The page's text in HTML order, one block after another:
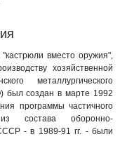
вместо оружия",
хозяйственной
металлургического
был создан в марте 1992
программы частичного
состава оборонно-
- в 1989-91 гг. - были